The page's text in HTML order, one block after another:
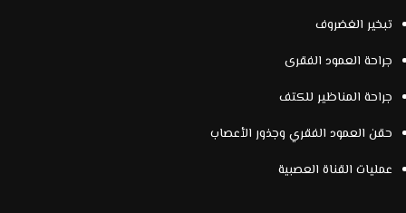
تبخير الغضروف
جراحة العمود الفقرى
جراحة المناظير للكتف
حقن العمود الفقري وجذور الأعصاب
عمليات القناة العصبية